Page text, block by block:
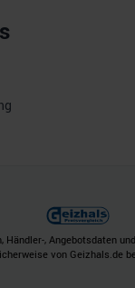
Händler-, Angebotsdaten
von Geizhals.de